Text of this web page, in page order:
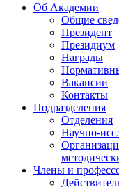
Об Академии
Общие
Президент
Президиум
Награды
Вакансии
Контакты
Подразделения
Отделения
Научно-
Члены и